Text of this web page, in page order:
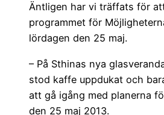
Äntligen har vi träffats för
programmet för
lördagen den 25 maj.
– På Sthinas nya
stod kaffe uppdukat och
att gå igång med planerna
den 25 maj 2013.